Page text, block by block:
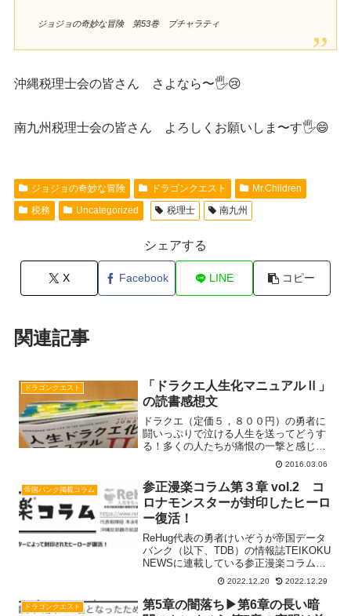
ジョジョの奇妙な冒険 第53巻 ブチャラティ
沖縄税理士会の皆さん さよなら〜🖐️😢
南九州税理士会の皆さん よろしくお願いしま〜す🖐️😄
ジョジョの奇妙な冒険 ドラゴンクエスト
Mr.Children
税務
Uncategorized 税理士 南九州
シェアする
X Facebook LINE コピー
関連記事
ドラゴンクエスト
「ドラクエ人生化マニュアルⅡ」
の読書感想文
ドラクエ（定価５，８００円）の勇者に
闘いっぷりで泣ける人生を送ってどうす
る！多くの人たちが痛恨の一撃と感じる
メッセージ色々と心に響き 心に響く動
きたくなる"情報"がいっぱいそれらの中
からごく一部を紹介１．ゲームルールに
ついてドラクエのゲームRead more...
2016.03.06
帝国バンク掲載コラム
参正漫楽コラム第３章 vol.2 コ
ロナモンスターが封印したヒーロ
ー復活！
ReHug代表の勇者けいぞうが帝国データ
バンク（以下、TDB）の情報誌TEIKOKU
NEWSに連載している参正漫楽コラムの
ご紹介です！（転載の許可はTDB沖縄支
店様からいただいております）こちらの
冒険の書を読み終わって「顧問会計事務
所からRead more...
2022.12.20 2022.12.29
ドラゴンクエスト
第5章の闇落ち▶第6章の長い暗